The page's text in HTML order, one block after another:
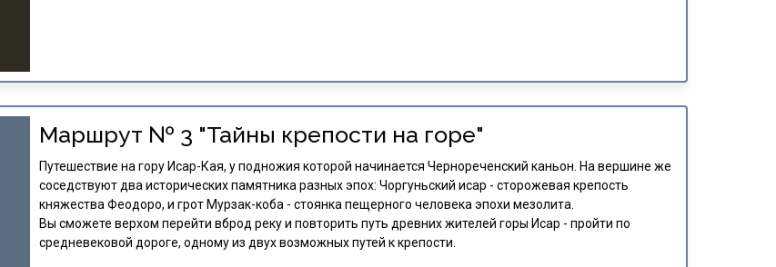
Маршрут № 3 "Тайны крепости на горе"
Путешествие на гору Исар-Кая, у подножия которой начинается Чернореченский каньон. На вершине же
соседствуют два исторических памятника разных эпох: Чоргуньский исар - сторожевая крепость
княжества Феодоро, и грот Мурзак-коба - стоянка пещерного человека эпохи мезолита.
Вы сможете верхом перейти вброд реку и повторить путь древних жителей горы Исар - пройти по
средневековой дороге, одному из двух возможных путей к крепости.